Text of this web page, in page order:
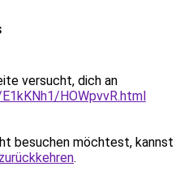
versucht, dich an
HOWpvvR.html
besuchen möchtest, kannst
.